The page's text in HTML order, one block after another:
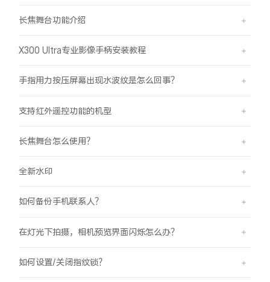
长焦舞台功能介绍
X300 Ultra专业影像手柄安装教程
手指用力按压屏幕出现水波纹是怎么回事？
支持红外遥控功能的机型
长焦舞台怎么使用？
全新水印
如何备份手机联系人？
在灯光下拍摄，相机预览界面闪烁怎么办？
如何设置/关闭指纹锁？